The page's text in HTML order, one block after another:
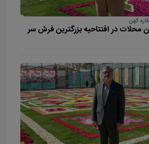
کهن
محلات در افتتاحیه بزرگترین فرش سر